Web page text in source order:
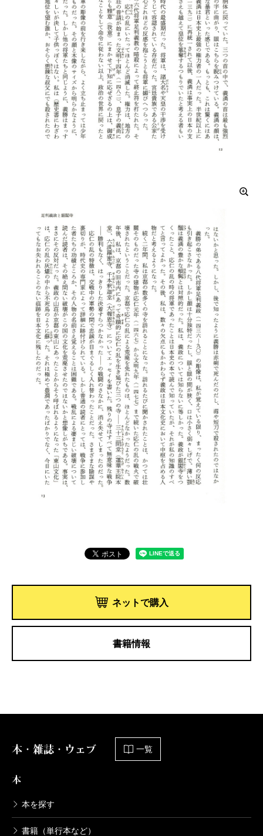
ネットで購入
書籍情報
本・雑誌・ウェブ 一覧
本
本を探す
書籍（単行本など）